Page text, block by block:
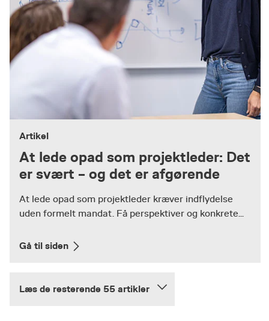
Artikel
At lede opad som projektleder: Det
er svært – og det er afgørende
At lede opad som projektleder kræver indflydelse
uden formelt mandat. Få perspektiver og konkrete...
Gå til siden
Læs de resterende 55 artikler